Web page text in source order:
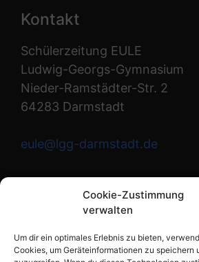
Cookie-Zustimmung
verwalten
Um dir ein optimales Erlebnis zu bieten,
Cookies, um Geräteinformationen zu speichern
Kontakt
Schülerzeitung EULE
Ludwig-Georgs-Gymnasium
Nieder-Ramstädter-Str. 2
64283 Darmstadt
eule@lgg-darmstadt.de
Wir sind die